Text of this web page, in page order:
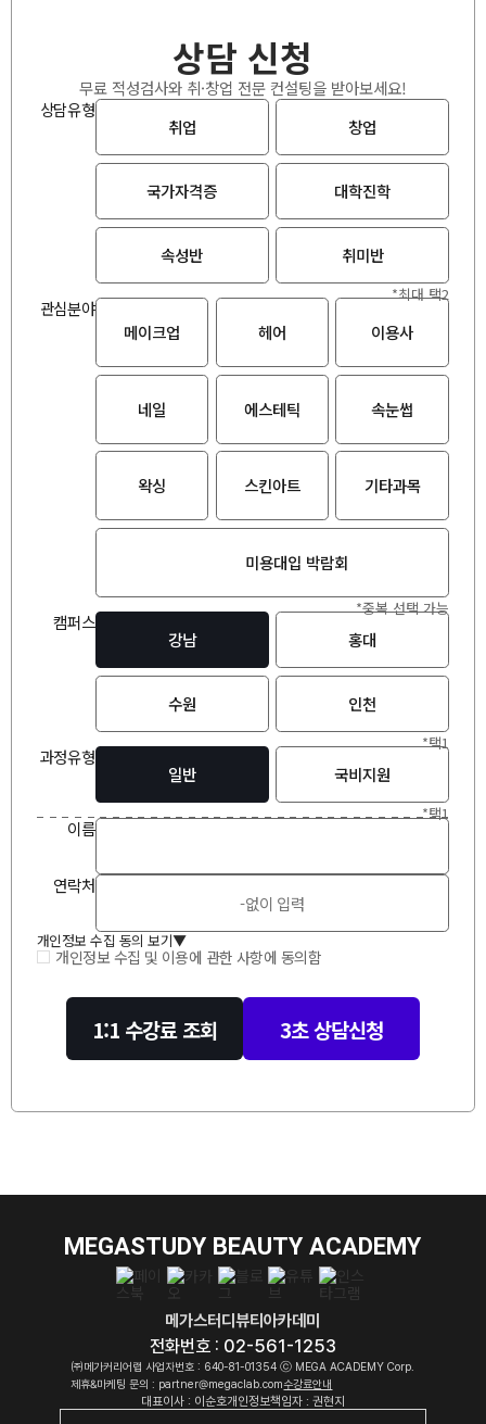
상담 신청
무료 적성검사와 취·창업 전문 컨설팅을 받아보세요!
상담유형
취업 창업
국가자격증 대학진학
속성반 취미반
*최대 택2
관심분야
메이크업
헤어 이용사
네일 에스테틱 속눈썹
왁싱 스킨아트 기타과목
미용대입 박람회
*중복 선택 가능
캠퍼스
강남 홍대
수원 인천
*택1
과정유형
일반 국비지원
*택1
이름
연락처
개인정보 수집 동의 보기▲
개인정보 수집 및 이용에 관한 사항에 동의함
1:1 수강료 조회 3초 상담신청
MEGASTUDY BEAUTY ACADEMY
메가스터디뷰티아카데미
전화번호 : 02-561-1253
㈜메가커리어랩 사업자번호 : 640-81-01354 ⓒ MEGA ACADEMY Corp.
제휴&마케팅 문의 : partner@megaclab.com수강료안내
대표이사 : 이순호개인정보책임자 : 권현지